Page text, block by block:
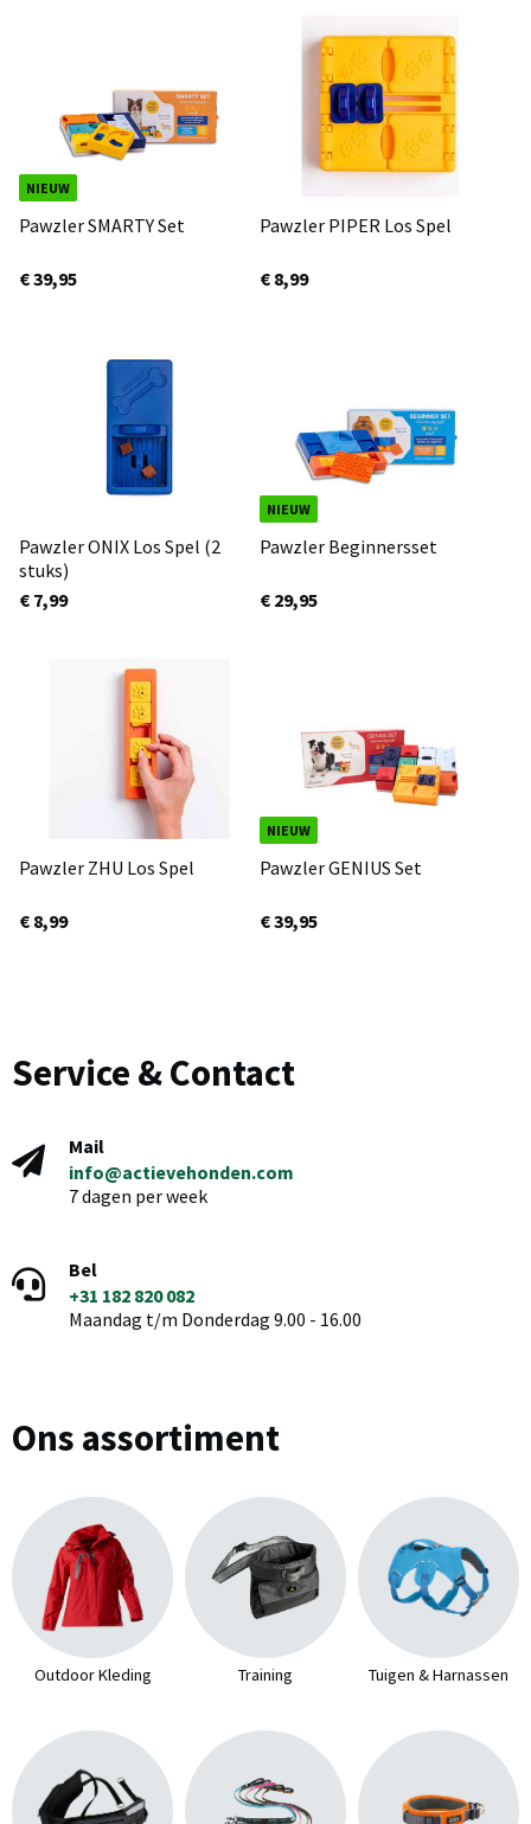
NIEUW
Pawzler SMARTY Set
€ 39,95
Pawzler PIPER Los Spel
€ 8,99
Pawzler ONIX Los Spel (2
stuks)
€ 7,99
NIEUW
Pawzler Beginnersset
€ 29,95
Pawzler ZHU Los Spel
€ 8,99
NIEUW
Pawzler GENIUS Set
€ 39,95
Service & Contact
Mail
info@actievehonden.com
7 dagen per week
Bel
+31 182 820 082
Maandag t/m Donderdag 9.00 - 16.00
Ons assortiment
Outdoor Kleding Training Tuigen & Harnassen